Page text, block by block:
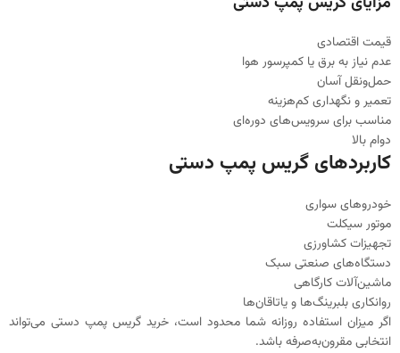
قیمت اقتصادی
عدم نیاز به برق یا کمپرسور هوا
حمل‌ونقل آسان
تعمیر و نگهداری کم‌هزینه
مناسب برای سرویس‌های دوره‌ای
دوام بالا
کاربردهای گریس پمپ دستی
خودروهای سواری
موتور سیکلت
تجهیزات کشاورزی
دستگاه‌های صنعتی سبک
ماشین‌آلات کارگاهی
روانکاری بلبرینگ‌ها و یاتاقان‌ها
اگر میزان استفاده روزانه شما محدود است، خرید گریس پمپ دستی می‌تواند
انتخابی مقرون‌به‌صرفه باشد.